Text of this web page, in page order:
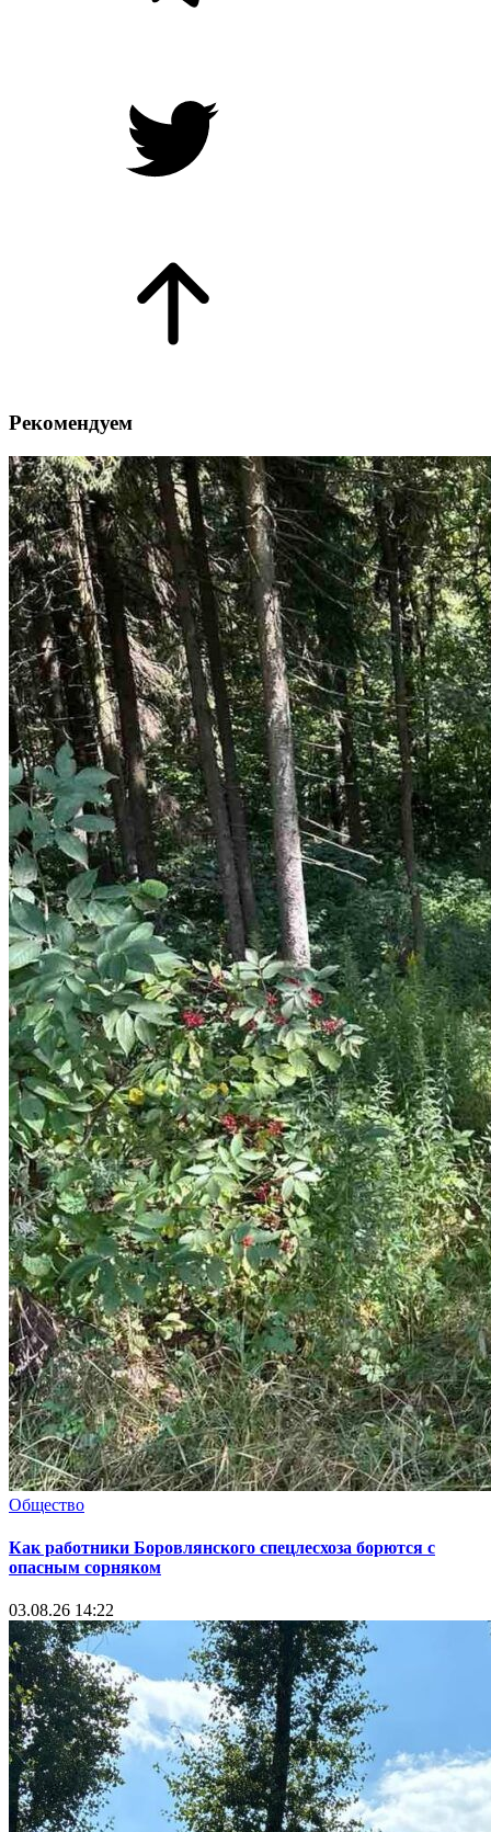
Рекомендуем
Общество
Как работники Боровлянского спецлесхоза борются с
опасным сорняком
03.08.26 14:22